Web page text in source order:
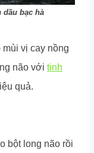
bạc hà
mùi vị cay nồng
não với tinh
quả.
bột long não rồi